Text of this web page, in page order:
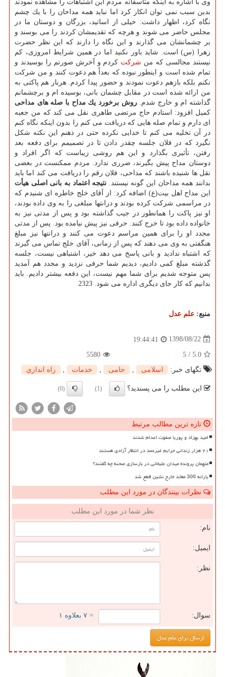
وی با اشاره به اینكه متأسفانه مردم این اشتباهات را مشاهده نمودند
بدین سبب نمی توان انكار كرد اما نباید همه مداحان را با یك چشم
نگاه كرد، اظهار داشت: خیلی از اساتید، بزرگان و دوستان ما در
مجلس حاضر می شوند و هرچه كه تقدیمشان كردند را می بوسند و
بر چشمانشان می گذارند و این نگاه را دارند كه این نظر حضرت
زهرا (س) است. شاید باور نكنید اما در همین شرایط امروزی، كم
نیستند مجالسی كه من شركت كردم و آخرش صورتم را بوسیدند و
تمام شده است و اینطور نبوده كه بعداً هم دعوت كنند و من شركت
نكنم بلكه بازهم دعوت نمودند و حضور پیدا كردم. هربار هم پاكتی به
من ارائه شده است در مقابل چشمان بانی، بوسیده ام و برچشمانم
گذاشته ام و خارج شدم.روش برخورد یك مداح با صله های مداحی
كمیل افزود: استادم حاج مرتضی طاهری نقل می كند كه من جعبه
ای دارم و تمام صله هایی كه دریافت می كنم را بدون اینكه نگاه كنم
در آن تخلیه می كنم تا خدایی نكرده حتی در ذهنم این نكته شكل
نگیرد كه در فلان جلسه چقدر دادن تا در تصمیمم برای دفعه بعد
رفتن، تأثیری بگذارد و این هم روشی زیباست كه اگر افراد و
دوستان مداح پیش بگیرند، ضرری ندارد. مردم ممكنست در بعضی
نقل ها شنیده باشند كه مداحی، فلان رقم را دریافت می كند اما باید
بدانند همه مداحان این گونه نیستند. نتیجه اعتماد به بانی اصلی هیأت
این مداح اهل بیت(ع) اضافه كرد: از آقای خلج خاطره ای شنیدم كه
در مراسمی شركت كرده بودند و درانتها مبلغی را به وی داده بودند،
او نیز پاكت را همانطور در جیب گذاشته بود و پس از مدتی نیز به
خانواده داده بود تا خرج كنند. حرفی نیز پیش نیامده بود. پس از مدتی
مجدد او را برای همین مراسم دعوت می كنند و درانتها نیز مبلغ
هنگفتی به وی می دهند كه پس از زمانی، آقای خلج تماس می گیرند
كه اشتباه ندادید و بانی پاسخ می دهد خیر، اشتباهی نیست، جلسه
گذشته مبلغ كمی دادیم، دیدیم شما حرفی نزدید و مجدد هم آمدید
پس متوجه شدیم برای شما مهم نیست، این دفعه بیشتر دادیم. باید
بدانیم كه كار جای دیگری اداره می شود. 2323
منبع: علم عدل
1398/08/22
19:44:41
5.0
/
5
5580
تگهای خبر:
اسلامی حامی خدمات راه اندازی
این مطلب را می پسندید؟ (1)
(0)
تازه ترین مطالب مرتبط
امید بهزاد و پوریا صفوت اعدام شدند
۲۱ هزار زندانی جرایم غیرعمد در انتظار آزادی هستند
متهمان پرونده میدان علیخانی در بازسازی صحنه چه گفتند؟
یارانه 300 معاند خارج نشین قطع شد
نظرات بینندگان در مورد این مطلب
نظر شما در مورد این مطلب
نام:
ایمیل:
نظر:
سوال: = ۷ بعلاوه ۱